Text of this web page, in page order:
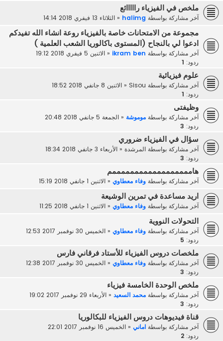
ملخص في الفيزياء رااااائع
آخر مشاركة بواسطة halimg
« الثلاثاء 13 فيفري 2018 14:14
مجموعة من الامتحانات خاصة بالفيزياء روعة انشاء الله تفيدكم
ادعوا لي بالنجاح (المستوى باكالوريا الشعب العلمية )
آخر مشاركة بواسطة ikram ben
« الاثنين 5 فيفري 2018 19:12
ردود:
علوم فيزيائية
آخر مشاركة بواسطة Sisou
« الاثنين 8 جانفي 2018 18:52
ردود:
وظيفتى
آخر مشاركة بواسطة موموشة« الجمعة 5 جانفي 2018 20:48
ردود: 3
سؤال في الفيزياء ضروري
آخر مشاركة بواسطة المرشدة« الأربعاء 3 جانفي 2018 18:34
ردود: 3
هاممممممممممممممممممم
آخر مشاركة بواسطة وفاء معطاوي« الاثنين 1 جانفي 2018 15:19
اريد مساعدة في تمرين الوشيعة
آخر مشاركة بواسطة وفاء معطاوي« الاثنين 1 جانفي 2018 11:25
التحولات النووية
آخر مشاركة بواسطة وفاء معطاوي« الخميس 30 نوفمبر 2017 12:53
ردود: 5
ملخصات دروس الفيزياء للأستاد فرقاني فارس
آخر مشاركة بواسطة وفاء معطاوي« الخميس 30 نوفمبر 2017 12:38
ردود: 3
ملخص الوحدة الخامسة فيزياء
آخر مشاركة بواسطة محمد السعيد« الأربعاء 29 نوفمبر 2017 19:02
ردود: 3
قناة فيديوهات دروس الفيزياء للبكالوريا
آخر مشاركة بواسطة اماني« الخميس 16 نوفمبر 2017 22:01
ردود: 2